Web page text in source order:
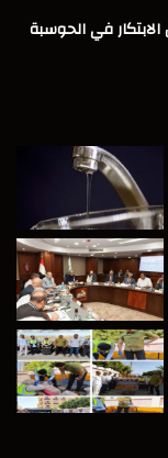
في الحوسبة